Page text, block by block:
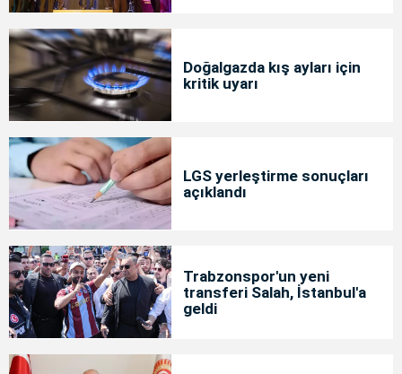
Doğalgazda kış ayları için
kritik uyarı
LGS yerleştirme sonuçları
açıklandı
Trabzonspor'un yeni
transferi Salah, İstanbul'a
geldi